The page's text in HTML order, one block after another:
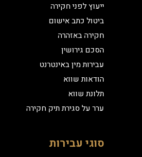
ייעוץ לפני חקירה
ביטול כתב אישום
חקירה באזהרה
הסכם גירושין
עבירות מין באינטרנט
הודאות שווא
תלונת שווא
ערר על סגירת תיק חקירה
סוגי עבירות